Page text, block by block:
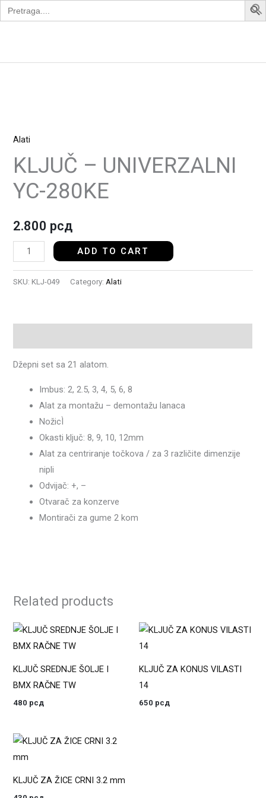
Search
for:
Skip
to
Alati
KLJUČ – UNIVERZALNI
YC-280KE
2.800 рсд
UNIVERZALNI
YC-
280KE
quantity
ADD TO CART
SKU:KLJ-049 Category: Alati
Džepni set sa 21 alatom.
Imbus: 2, 2.5, 3, 4, 5, 6, 8
Alat za montažu – demontažu lanaca
NožicÌ
Okasti ključ: 8, 9, 10, 12mm
Alat za centriranje točkova / za 3 različite dimenzije
nipli
Odvijač: +, –
Otvarač za konzerve
Montirači za gume 2 kom
Related products
KLJUČ SREDNJE ŠOLJE I
BMX RAČNE TW
480 рсд
KLJUČ ZA KONUS VILASTI
14
650 рсд
KLJUČ ZA ŽICE CRNI 3.2 mm